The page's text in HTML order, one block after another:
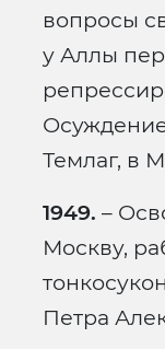
вопросы
у Аллы
Темлаг, в
1949. –
Москву,
Петра